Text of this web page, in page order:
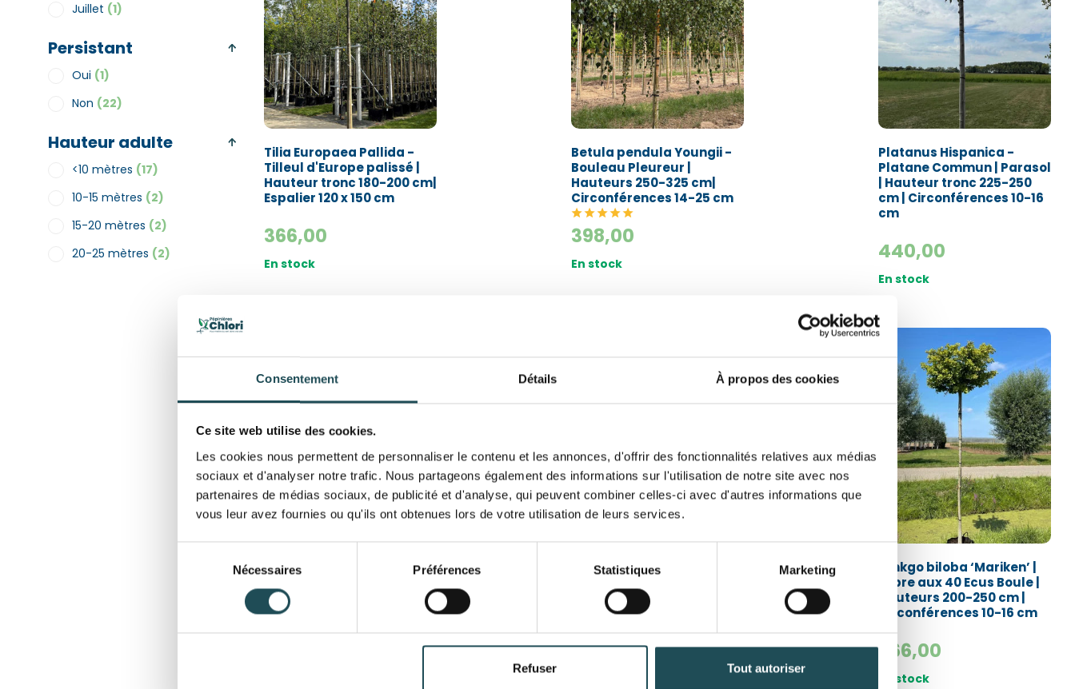
Consentement Détails À propos des cookies
Ce site web utilise des cookies.
Les cookies nous permettent de personnaliser le contenu et les annonces, d'offrir des fonctionnalités relatives aux médias
sociaux et d'analyser notre trafic. Nous partageons également des informations sur l'utilisation de notre site avec nos
partenaires de médias sociaux, de publicité et d'analyse, qui peuvent combiner celles-ci avec d'autres informations que
vous leur avez fournies ou qu'ils ont obtenues lors de votre utilisation de leurs services.
consentement
Nécessaires Préférences Statistiques Marketing
Refuser Tout autoriser
Juillet (1)
Persistant
Oui (1)
Non (22)
Hauteur adulte
<10 mètres (17)
10-15 mètres (2)
15-20 mètres (2)
20-25 mètres (2)
Tilia Europaea Pallida -
Tilleul d'Europe palissé |
Hauteur tronc 180-200 cm|
Espalier 120 x 150 cm
366,00
En stock
Betula pendula Youngii -
Bouleau Pleureur |
Hauteurs 250-325 cm|
Circonférences 14-25 cm
398,00
En stock
Platanus Hispanica -
Platane Commun | Parasol
| Hauteur tronc 225-250
cm | Circonférences 10-16
cm
440,00
En stock
Liquidambar styraciflua -
palissé | Hauteur tronc
180-200 cm | Espalier 120 x
Morus Alba ‘Fruitless’ -
Mûrier Blanc Stérile |
Parasol | Hauteur 225-250
cm | Circf. 10-12 cm
419,00
Ginkgo biloba ‘Mariken’ |
Arbre aux 40 Ecus Boule |
Hauteurs 200-250 cm |
Circonférences 10-16 cm
366,00
En stock
Nom du produit
Quantité désirée*